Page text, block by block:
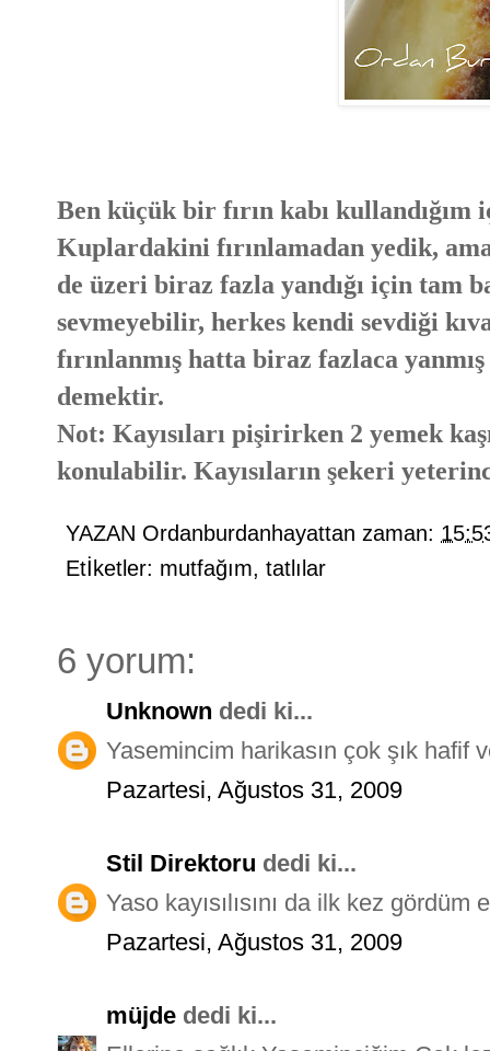
Ben küçük bir fırın kabı
Kuplardakini fırınlamadan yedik,
de üzeri biraz fazla yandığı için tam
sevmeyebilir, herkes kendi sevdiği
fırınlanmış hatta biraz fazlaca
demektir.
Not: Kayısıları pişirirken 2 yemek
konulabilir. Kayısıların şekeri
YAZAN Ordanburdanhayattan zaman:
Etİketler: mutfağım, tatlılar
6 yorum:
Unknown dedi ki...
Yasemincim harikasın çok şık hafif
Pazartesi, Ağustos 31, 2009
Stil Direktoru dedi ki...
Yaso kayısılısını da ilk kez gördüm
Pazartesi, Ağustos 31, 2009
müjde dedi ki...